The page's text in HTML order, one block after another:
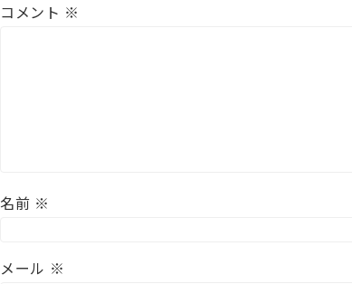
コメント ※
名前 ※
メール ※